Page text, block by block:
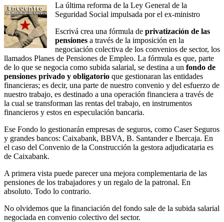
La última reforma de la Ley General de la
Seguridad Social impulsada por el ex-ministro
Escrivá crea una fórmula de privatización de las
pensiones a través de la imposición en la
negociación colectiva de los convenios de sector, los
llamados Planes de Pensiones de Empleo. La fórmula es que, parte
de lo que se negocia como subida salarial, se destina a un fondo de
pensiones privado y obligatorio que gestionaran las entidades
financieras; es decir, una parte de nuestro convenio y del esfuerzo de
nuestro trabajo, es destinado a una operación financiera a través de
la cual se transforman las rentas del trabajo, en instrumentos
financieros y estos en especulación bancaria.
Ese Fondo lo gestionarán empresas de seguros, como Caser Seguros
y grandes bancos: Caixabank, BBVA, B. Santander e Ibercaja. En
el caso del Convenio de la Construcción la gestora adjudicataria es
de Caixabank.
A primera vista puede parecer una mejora complementaria de las
pensiones de los trabajadores y un regalo de la patronal. En
absoluto. Todo lo contrario.
No olvidemos que la financiación del fondo sale de la subida salarial
negociada en convenio colectivo del sector.